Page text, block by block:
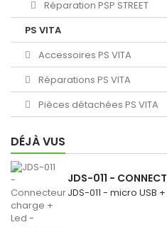
Réparation PSP STREET
PS VITA
Accessoires PS VITA
Réparations PS VITA
Pièces détachées PS VITA
DÉJÀ VUS
JDS-011 -
JDS-011 - micro USB